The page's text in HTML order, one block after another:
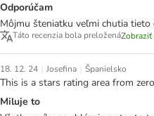
Odporúčam
Môjmu šteniatku veľmi chutia tieto
Táto recenzia bola preložená
18. 12. 24 | Josefina | Španielsko
This is a stars rating area from
Miluje to